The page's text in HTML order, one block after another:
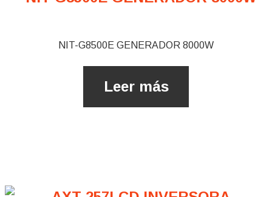
NIT-G8500E GENERADOR 8000W
Leer más